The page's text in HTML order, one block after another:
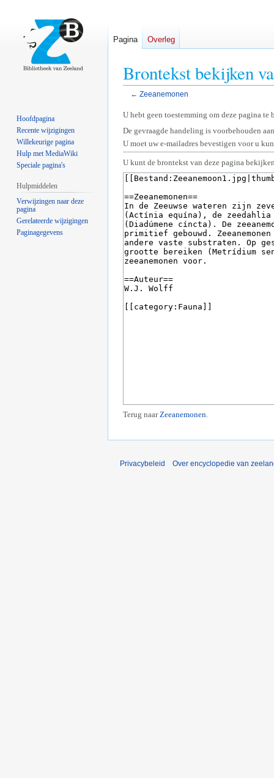
Brontekst bekijken
← Zeeanemonen
Naar
navigatie
springen
Naar
zoeken
springen
U hebt geen toestemming om deze pagina te
De gevraagde handeling is voorbehouden
U moet uw e-mailadres bevestigen voor u
U kunt de brontekst van deze pagina
Terug naarZeeanemonen.
Pagina Overleg
Hoofdpagina
Recente wijzigingen
Willekeurige pagina
Hulp met MediaWiki
Speciale pagina's
Hulpmiddelen
Verwijzingen naar deze
pagina
Gerelateerde wijzigingen
Paginagegevens
Privacybeleid Over encyclopedie van